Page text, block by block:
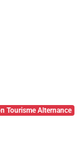
Tourisme Alternance